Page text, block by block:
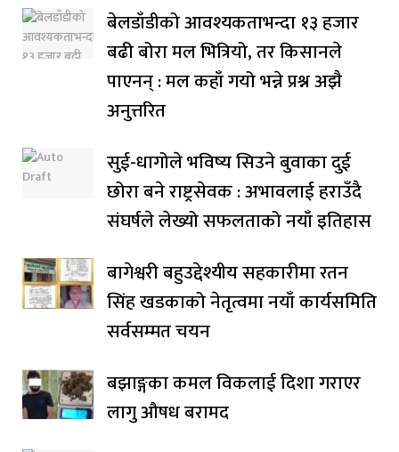
बेलडाँडीको आवश्यकताभन्दा १३ हजार
बढी बोरा मल भित्रियो, तर किसानले
पाएनन् : मल कहाँ गयो भन्ने प्रश्न अझै
अनुत्तरित
सुई-धागोले भविष्य सिउने बुवाका दुई
छोरा बने राष्ट्रसेवक : अभावलाई हराउँदै
संघर्षले लेख्यो सफलताको नयाँ इतिहास
बागेश्वरी बहुउद्देश्यीय सहकारीमा रतन
सिंह खडकाको नेतृत्वमा नयाँ कार्यसमिति
सर्वसम्मत चयन
बझाङ्गका कमल विकलाई दिशा गराएर
लागु औषध बरामद